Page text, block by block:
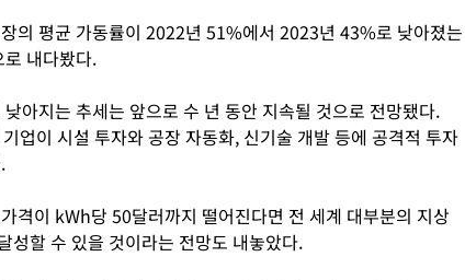
의 평균 가동률이 2022년 51%에서 2023년 43%로 낮아졌는
내다봤다.
아지는 추세는 앞으로 수 년 동안 지속될 것으로 전망됐다.
업이 시설 투자와 공장 자동화, 신기술 개발 등에 공격적 투자
격이 kWh당 50달러까지 떨어진다면 전 세계 대부분의 지상
성할 수 있을 것이라는 전망도 내놓았다.